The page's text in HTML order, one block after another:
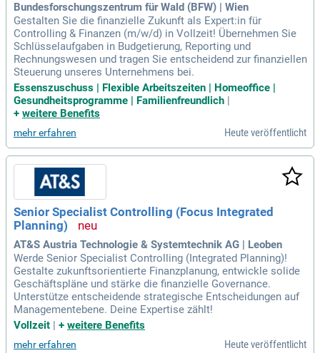
Bundesforschungszentrum für Wald (BFW) | Wien
Gestalten Sie die finanzielle Zukunft als Expert:in für
Controlling & Finanzen (m/w/d) in Vollzeit! Übernehmen Sie
Schlüsselaufgaben in Budgetierung, Reporting und
Rechnungswesen und tragen Sie entscheidend zur finanziellen
Steuerung unseres Unternehmens bei.
Essenszuschuss | Flexible Arbeitszeiten | Homeoffice |
Gesundheitsprogramme | Familienfreundlich
+ weitere Benefits
mehr erfahren Heute veröffentlicht
Senior Specialist Controlling (Focus Integrated
Planning)
AT&S Austria Technologie & Systemtechnik AG | Leoben
Werde Senior Specialist Controlling (Integrated Planning)!
Gestalte zukunftsorientierte Finanzplanung, entwickle solide
Geschäftspläne und stärke die finanzielle Governance.
Unterstütze entscheidende strategische Entscheidungen auf
Managementebene. Deine Expertise zählt!
Vollzeit | + weitere Benefits
mehr erfahren Heute veröffentlicht